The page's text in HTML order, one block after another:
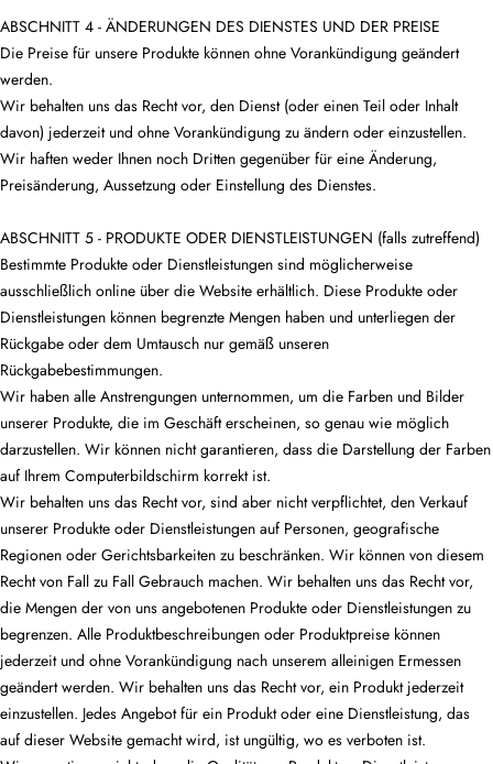
ABSCHNITT 4 - ÄNDERUNGEN DES DIENSTES UND DER PREISE
Die Preise für unsere Produkte können ohne Vorankündigung geändert
werden.
Wir behalten uns das Recht vor, den Dienst (oder einen Teil oder Inhalt
davon) jederzeit und ohne Vorankündigung zu ändern oder einzustellen.
Wir haften weder Ihnen noch Dritten gegenüber für eine Änderung,
Preisänderung, Aussetzung oder Einstellung des Dienstes.
ABSCHNITT 5 - PRODUKTE ODER DIENSTLEISTUNGEN (falls zutreffend)
Bestimmte Produkte oder Dienstleistungen sind möglicherweise
ausschließlich online über die Website erhältlich. Diese Produkte oder
Dienstleistungen können begrenzte Mengen haben und unterliegen der
Rückgabe oder dem Umtausch nur gemäß unseren
Rückgabebestimmungen.
Wir haben alle Anstrengungen unternommen, um die Farben und Bilder
unserer Produkte, die im Geschäft erscheinen, so genau wie möglich
darzustellen. Wir können nicht garantieren, dass die Darstellung der Farben
auf Ihrem Computerbildschirm korrekt ist.
Wir behalten uns das Recht vor, sind aber nicht verpflichtet, den Verkauf
unserer Produkte oder Dienstleistungen auf Personen, geografische
Regionen oder Gerichtsbarkeiten zu beschränken. Wir können von diesem
Recht von Fall zu Fall Gebrauch machen. Wir behalten uns das Recht vor,
die Mengen der von uns angebotenen Produkte oder Dienstleistungen zu
begrenzen. Alle Produktbeschreibungen oder Produktpreise können
jederzeit und ohne Vorankündigung nach unserem alleinigen Ermessen
geändert werden. Wir behalten uns das Recht vor, ein Produkt jederzeit
einzustellen. Jedes Angebot für ein Produkt oder eine Dienstleistung, das
auf dieser Website gemacht wird, ist ungültig, wo es verboten ist.